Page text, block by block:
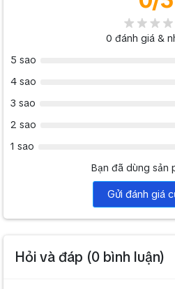
Chưa kể đến việc sắm quá
việc không gian sử dụng bị thu
bị. Đôi khi chi phí mua rời từng
0 đánh giá &
5 sao
4 sao
3 sao
2 sao
1 sao
Bạn đã dùng sản
Gửi đánh giá
Hỏi và đáp (0 bình luận)